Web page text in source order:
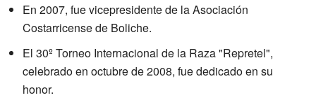
En 2007, fue vicepresidente de la Asociación
Costarricense de Boliche.
El 30º Torneo Internacional de la Raza "Repretel",
celebrado en octubre de 2008, fue dedicado en su
honor.